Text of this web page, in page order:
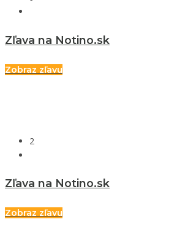
Zľava na Notino.sk
Zobraz zľavu
2
Zľava na Notino.sk
Zobraz zľavu